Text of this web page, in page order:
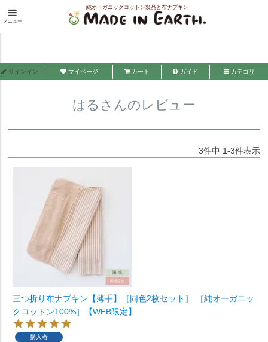
純オーガニックコットン製品と布ナプキン
メイド・イン・アース
メニュー
HOME はるさんのレビュー
サインイン マイページ カート ガイド カテゴリ
はるさんのレビュー
3件中 1-3件表示
三つ折り布ナプキン【薄手】［同色2枚セット］ ［純オーガニッ
クコットン100%］【WEB限定】
購入者